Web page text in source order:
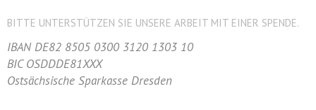
BITTE UNTERSTÜTZEN SIE UNSERE ARBEIT MIT EINER SPENDE.
IBAN DE82 8505 0300 3120 1303 10
BIC OSDDDE81XXX
Ostsächsische Sparkasse Dresden